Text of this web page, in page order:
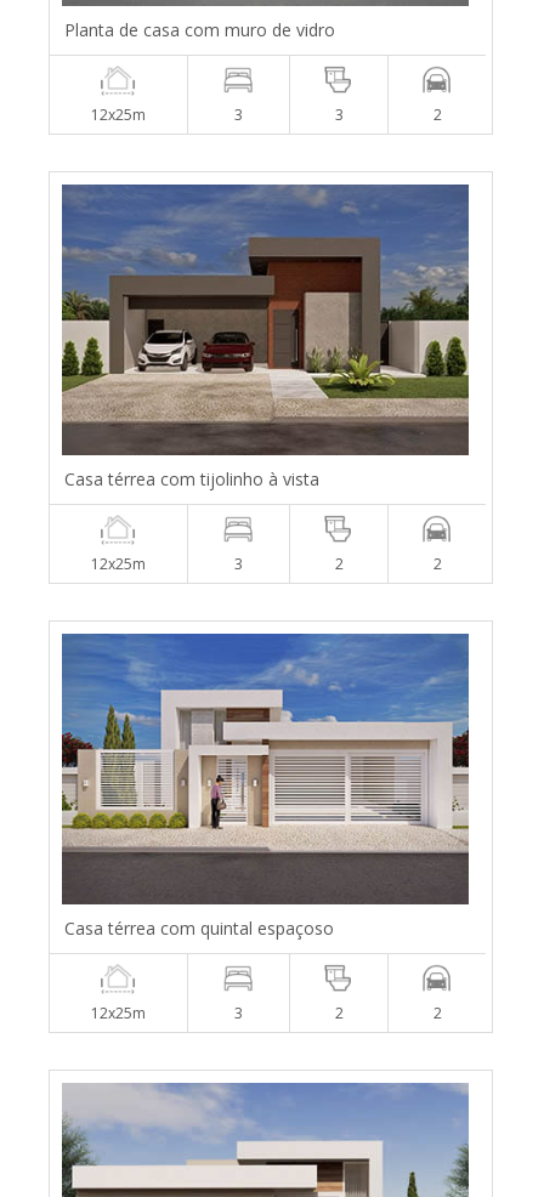
Planta de casa com muro de vidro
12x25m 3 3 2
Casa térrea com tijolinho à vista
12x25m 3 2 2
Casa térrea com quintal espaçoso
12x25m 3 2 2